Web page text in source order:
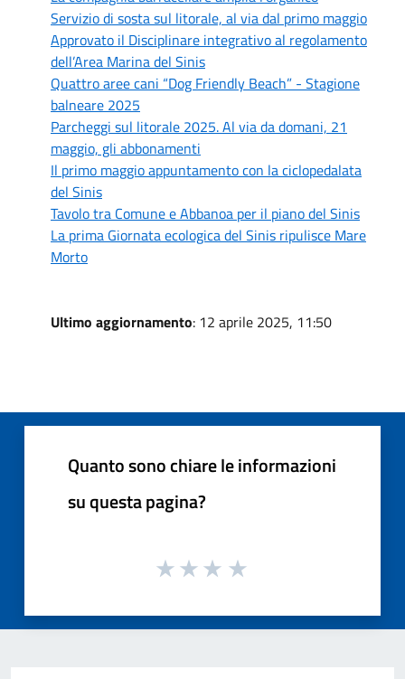
Servizio di sosta sul litorale, al via dal primo maggio
Approvato il Disciplinare integrativo al regolamento
dell’Area Marina del Sinis
Quattro aree cani “Dog Friendly Beach” - Stagione
balneare 2025
Parcheggi sul litorale 2025. Al via da domani, 21
maggio, gli abbonamenti
Il primo maggio appuntamento con la ciclopedalata
del Sinis
Tavolo tra Comune e Abbanoa per il piano del Sinis
La prima Giornata ecologica del Sinis ripulisce Mare
Morto
Ultimo aggiornamento: 12 aprile 2025, 11:50
Quanto sono chiare le informazioni
su questa pagina?